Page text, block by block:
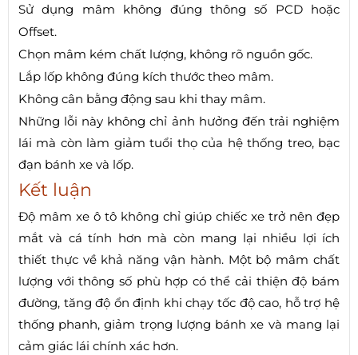
Sử dụng mâm không đúng thông số PCD hoặc
Offset.
Chọn mâm kém chất lượng, không rõ nguồn gốc.
Lắp lốp không đúng kích thước theo mâm.
Không cân bằng động sau khi thay mâm.
Những lỗi này không chỉ ảnh hưởng đến trải nghiệm
lái mà còn làm giảm tuổi thọ của hệ thống treo, bạc
đạn bánh xe và lốp.
Kết luận
Độ mâm xe ô tô không chỉ giúp chiếc xe trở nên đẹp
mắt và cá tính hơn mà còn mang lại nhiều lợi ích
thiết thực về khả năng vận hành. Một bộ mâm chất
lượng với thông số phù hợp có thể cải thiện độ bám
đường, tăng độ ổn định khi chạy tốc độ cao, hỗ trợ hệ
thống phanh, giảm trọng lượng bánh xe và mang lại
cảm giác lái chính xác hơn.